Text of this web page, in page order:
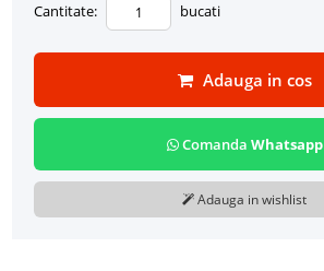
Cantitate: bucati
Adauga in cos
Comanda Whatsapp
Adauga in wishlist